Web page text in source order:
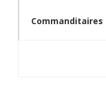
Commanditaires